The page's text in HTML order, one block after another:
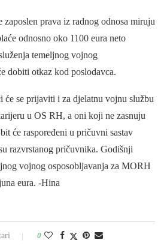
prava iz radnog odnosa miruju
odnosno oko 1100 eura neto
temeljnog vojnog
dobiti otkaz kod poslodavca.
će se prijaviti i za djelatnu vojnu službu
u OS RH, a oni koji ne zasnuju
će raspoređeni u pričuvni sastav
razvrstanog pričuvnika. Godišnji
vojnog osposobljavanja za MORH
eura. -Hina
0